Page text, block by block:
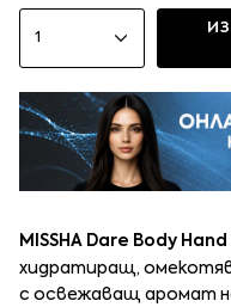
1
MISSHA Dare Body
хидратиращ,
с освежаващ аромат